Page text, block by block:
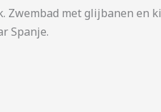
met glijbanen en
Spanje.